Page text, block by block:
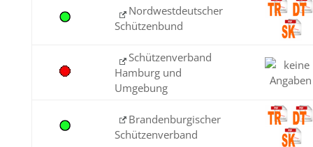
Nordwestdeutscher
Schützenbund
Schützenverband
Hamburg und
Umgebung
Brandenburgischer
Schützenverband